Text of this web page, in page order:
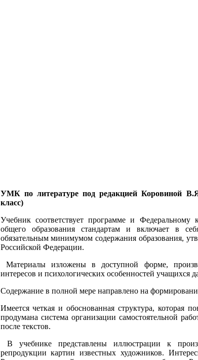
УМК по литературе под редакцией Коровиной
класс)
Учебник соответствует программе и Федеральному
общего образования стандартам и включает в
обязательным минимумом содержания образования,
Российской Федерации.
Материалы изложены в доступной форме,
интересов и психологических особенностей учащихся
Содержание в полной мере направлено на
Имеется четкая и обоснованная структура, которая
продумана система организации самостоятельной
после текстов.
В учебнике представлены иллюстрации к
репродукции картин известных художников.